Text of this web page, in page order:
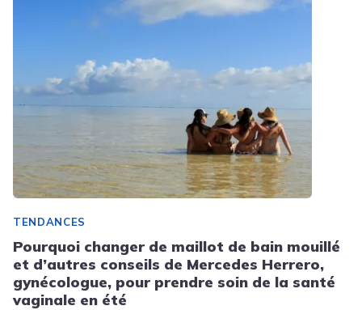
TENDANCES
Pourquoi changer de maillot de bain mouillé
et d’autres conseils de Mercedes Herrero,
gynécologue, pour prendre soin de la santé
vaginale en été